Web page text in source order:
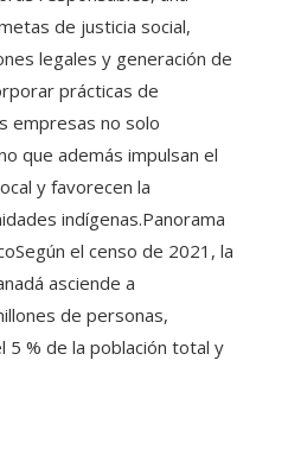
de justicia social,
legales y generación de
prácticas de
empresas no solo
que además impulsan el
y favorecen la
indígenas.Panorama
el censo de 2021, la
asciende a
de personas,
% de la población total y